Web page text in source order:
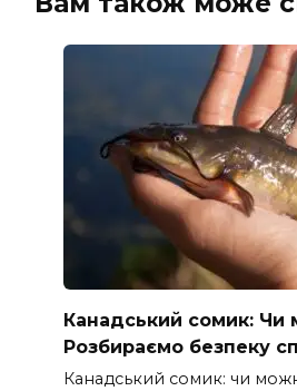
Канадський сомик: Чи
Розбираємо безпеку
Канадський сомик: чи